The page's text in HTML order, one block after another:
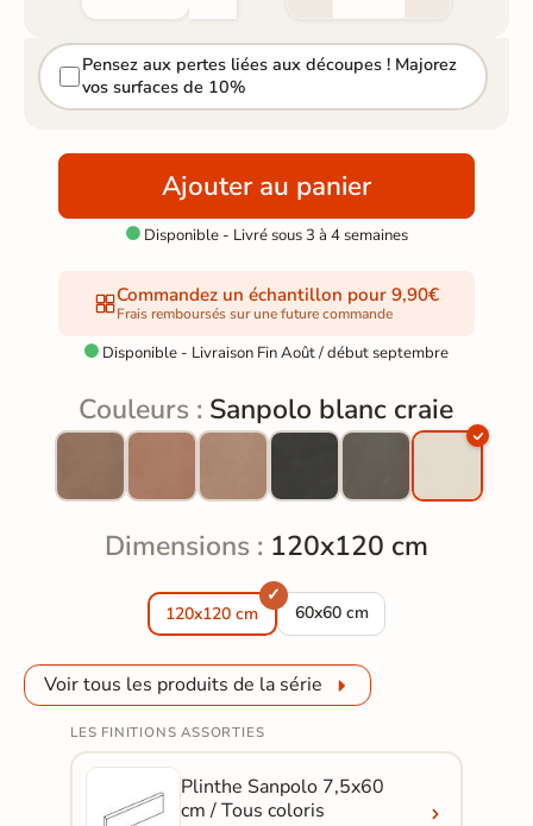
Pensez aux pertes liées aux découpes ! Majorez
vos surfaces de 10%
Ajouter au panier
Disponible - Livré sous 3 à 4 semaines
Commandez un échantillon pour 9,90€
Frais remboursés sur une future commande
 Disponible - Livraison Fin Août / début septembre
Couleurs : Sanpolo blanc craie
Dimensions : 120x120 cm
120x120 cm 60x60 cm
Carrelage sol Sanpolo blanc
Voir tous les produits de la série
LES FINITIONS ASSORTIES
Plinthe Sanpolo 7,5x60
cm / Tous coloris